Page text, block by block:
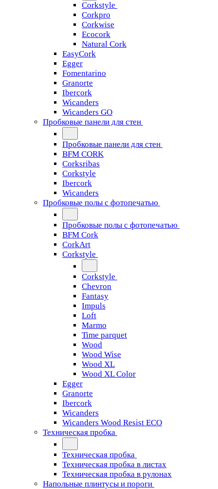
Corkstyle
Corkpro
Corkwise
Ecocork
Natural Cork
EasyCork
Egger
Fomentarino
Granorte
Ibercork
Wicanders
Wicanders GO
Пробковые панели для стен
Пробковые панели для стен
BFM CORK
Corksribas
Corkstyle
Ibercork
Wicanders
Пробковые полы с фотопечатью
Пробковые полы с фотопечатью
BFM Cork
CorkArt
Corkstyle
Corkstyle
Chevron
Fantasy
Impuls
Loft
Marmo
Time parquet
Wood
Wood Wise
Wood XL
Wood XL Color
Egger
Granorte
Ibercork
Wicanders
Wicanders Wood Resist ECO
Техническая пробка
Техническая пробка
Техническая пробка в листах
Техническая пробка в рулонах
Напольные плинтусы и пороги